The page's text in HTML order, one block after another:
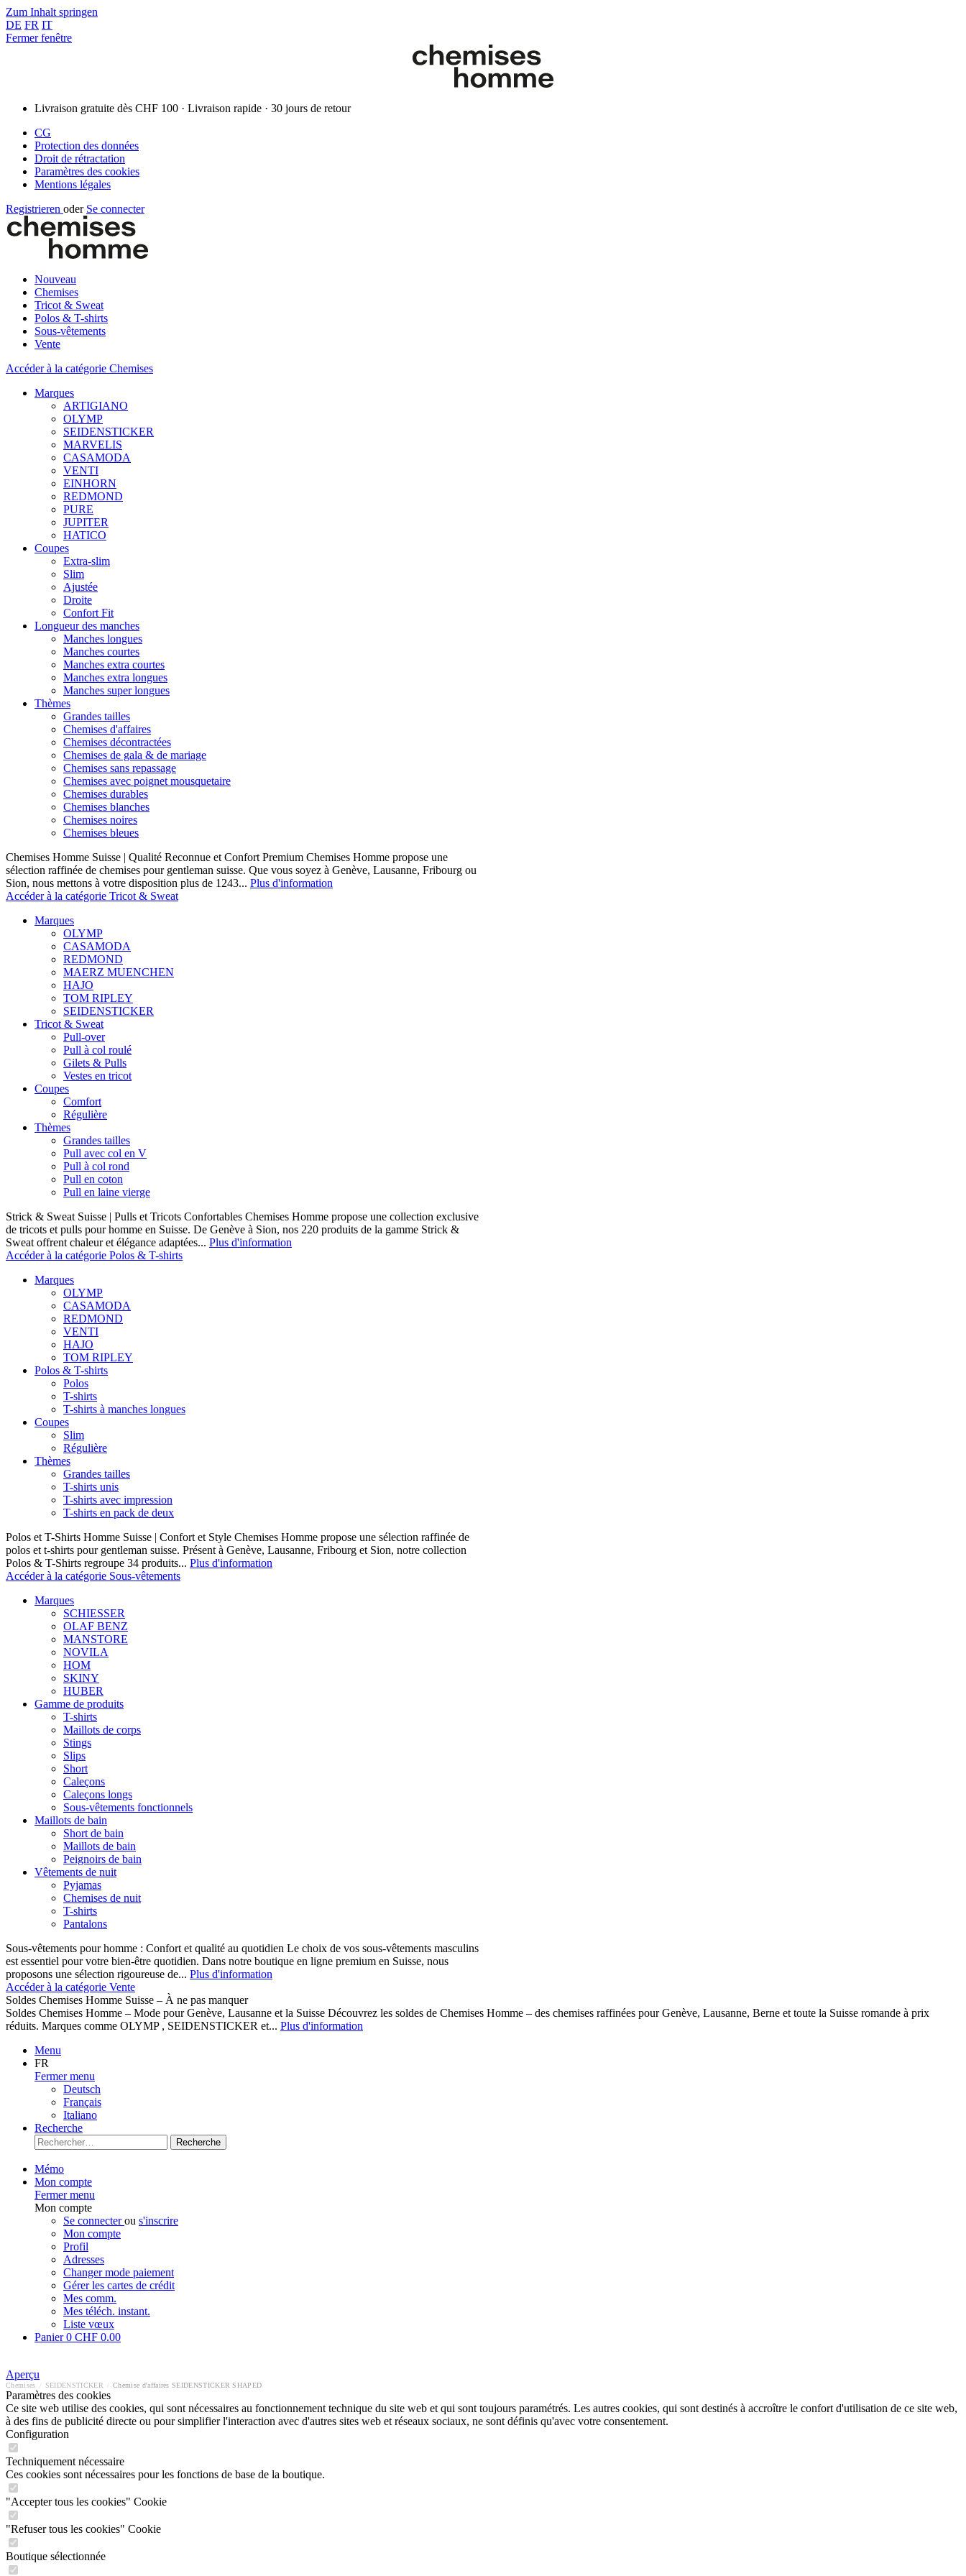
Zum Inhalt springen
DE FR IT
Fermer fenêtre
Livraison gratuite dès CHF 100 · Livraison rapide · 30 jours de retour
CG
Protection des données
Droit de rétractation
Paramètres des cookies
Mentions légales
Registrieren oder Se connecter
Nouveau
Chemises
Tricot & Sweat
Polos & T-shirts
Sous-vêtements
Vente
Accéder à la catégorie Chemises
Marques
ARTIGIANO
OLYMP
SEIDENSTICKER
MARVELIS
CASAMODA
VENTI
EINHORN
REDMOND
PURE
JUPITER
HATICO
Coupes
Extra-slim
Slim
Ajustée
Droite
Confort Fit
Longueur des manches
Manches longues
Manches courtes
Manches extra courtes
Manches extra longues
Manches super longues
Thèmes
Grandes tailles
Chemises d'affaires
Chemises décontractées
Chemises de gala & de mariage
Chemises sans repassage
Chemises avec poignet mousquetaire
Chemises durables
Chemises blanches
Chemises noires
Chemises bleues
Chemises Homme Suisse | Qualité Reconnue et Confort Premium Chemises Homme propose une
sélection raffinée de chemises pour gentleman suisse. Que vous soyez à Genève, Lausanne, Fribourg ou
Sion, nous mettons à votre disposition plus de 1243... Plus d'information
Accéder à la catégorie Tricot & Sweat
Marques
OLYMP
CASAMODA
REDMOND
MAERZ MUENCHEN
HAJO
TOM RIPLEY
SEIDENSTICKER
Tricot & Sweat
Pull-over
Pull à col roulé
Gilets & Pulls
Vestes en tricot
Coupes
Comfort
Régulière
Thèmes
Grandes tailles
Pull avec col en V
Pull à col rond
Pull en coton
Pull en laine vierge
Strick & Sweat Suisse | Pulls et Tricots Confortables Chemises Homme propose une collection exclusive
de tricots et pulls pour homme en Suisse. De Genève à Sion, nos 220 produits de la gamme Strick &
Sweat offrent chaleur et élégance adaptées... Plus d'information
Accéder à la catégorie Polos & T-shirts
Marques
OLYMP
CASAMODA
REDMOND
VENTI
HAJO
TOM RIPLEY
Polos & T-shirts
Polos
T-shirts
T-shirts à manches longues
Coupes
Slim
Régulière
Thèmes
Grandes tailles
T-shirts unis
T-shirts avec impression
T-shirts en pack de deux
Polos et T-Shirts Homme Suisse | Confort et Style Chemises Homme propose une sélection raffinée de
polos et t-shirts pour gentleman suisse. Présent à Genève, Lausanne, Fribourg et Sion, notre collection
Polos & T-Shirts regroupe 34 produits... Plus d'information
Accéder à la catégorie Sous-vêtements
Marques
SCHIESSER
OLAF BENZ
MANSTORE
NOVILA
HOM
SKINY
HUBER
Gamme de produits
T-shirts
Maillots de corps
Stings
Slips
Short
Caleçons
Caleçons longs
Sous-vêtements fonctionnels
Maillots de bain
Short de bain
Maillots de bain
Peignoirs de bain
Vêtements de nuit
Pyjamas
Chemises de nuit
T-shirts
Pantalons
Sous-vêtements pour homme : Confort et qualité au quotidien Le choix de vos sous-vêtements masculins
est essentiel pour votre bien-être quotidien. Dans notre boutique en ligne premium en Suisse, nous
proposons une sélection rigoureuse de... Plus d'information
Accéder à la catégorie Vente
Soldes Chemises Homme Suisse – À ne pas manquer
Soldes Chemises Homme – Mode pour Genève, Lausanne et la Suisse Découvrez les soldes de Chemises Homme – des chemises raffinées pour Genève, Lausanne, Berne et toute la Suisse romande à prix
réduits. Marques comme OLYMP , SEIDENSTICKER et... Plus d'information
Menu
FR
Fermer menu
Deutsch
Français
Italiano
Recherche
Recherche
Mémo
Mon compte
Fermer menu
Mon compte
Se connecterou s'inscrire
Mon compte
Profil
Adresses
Changer mode paiement
Gérer les cartes de crédit
Mes comm.
Mes téléch. instant.
Liste vœux
Panier0 CHF 0.00
Aperçu
Chemises SEIDENSTICKER Chemise d'affaires SEIDENSTICKER SHAPED
Paramètres des cookies
Ce site web utilise des cookies, qui sont nécessaires au fonctionnement technique du site web et qui sont toujours paramétrés. Les autres cookies, qui sont destinés à accroître le confort d'utilisation de ce site web,
à des fins de publicité directe ou pour simplifier l'interaction avec d'autres sites web et réseaux sociaux, ne sont définis qu'avec votre consentement.
Configuration
Techniquement nécessaire
Ces cookies sont nécessaires pour les fonctions de base de la boutique.
"Accepter tous les cookies" Cookie
"Refuser tous les cookies" Cookie
Boutique sélectionnée